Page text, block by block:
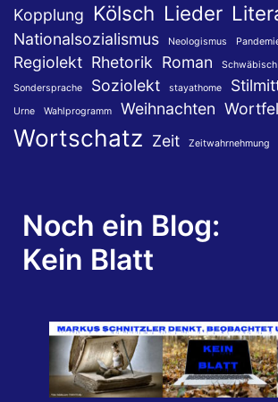
Kopplung Kölsch Lieder
Nationalsozialismus
Neologismus
Regiolekt Rhetorik Roman Schwäbisch
Sondersprache
Soziolekt stayathome
Urne
Wahlprogramm Weihnachten
Wortschatz Zeit Zeitwahrnehmung
Noch ein Blog:
Kein Blatt